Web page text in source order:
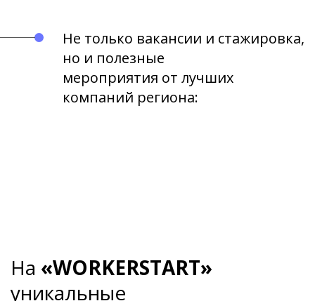
Не только вакансии и стажировка,
но и полезные
мероприятия от лучших
компаний региона:
На «WORKERSTART»
уникальные